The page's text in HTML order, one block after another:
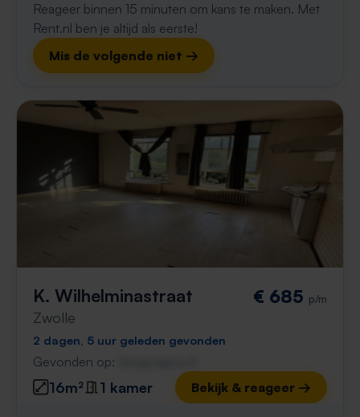
Reageer binnen 15 minuten om kans te maken. Met
Rent.nl ben je altijd als eerste!
Mis de volgende niet →
K. Wilhelminastraat
Zwolle
€ 685 p/m
2 dagen, 5 uur geleden gevonden
Gevonden op:
16m² 1 kamer Bekijk & reageer →